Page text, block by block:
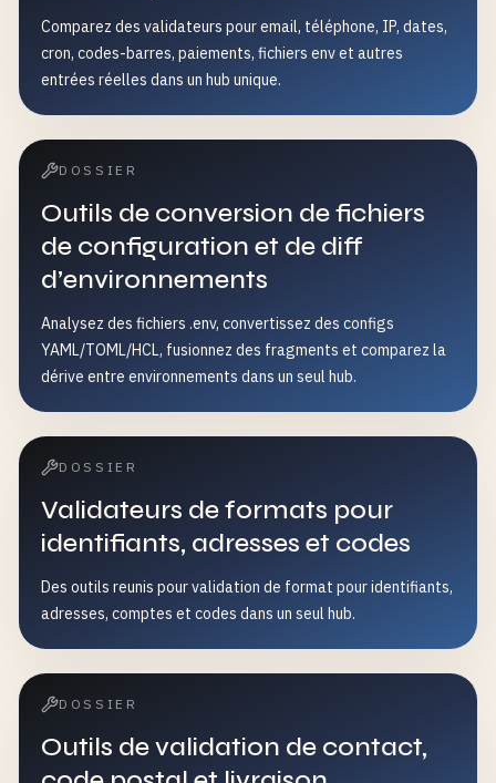
Comparez des validateurs pour email, téléphone, IP, dates,
cron, codes-barres, paiements, fichiers env et autres
entrées réelles dans un hub unique.
DOSSIER
Outils de conversion de fichiers
de configuration et de diff
d’environnements
Analysez des fichiers .env, convertissez des configs
YAML/TOML/HCL, fusionnez des fragments et comparez la
dérive entre environnements dans un seul hub.
DOSSIER
Validateurs de formats pour
identifiants, adresses et codes
Des outils reunis pour validation de format pour identifiants,
adresses, comptes et codes dans un seul hub.
DOSSIER
Outils de validation de contact,